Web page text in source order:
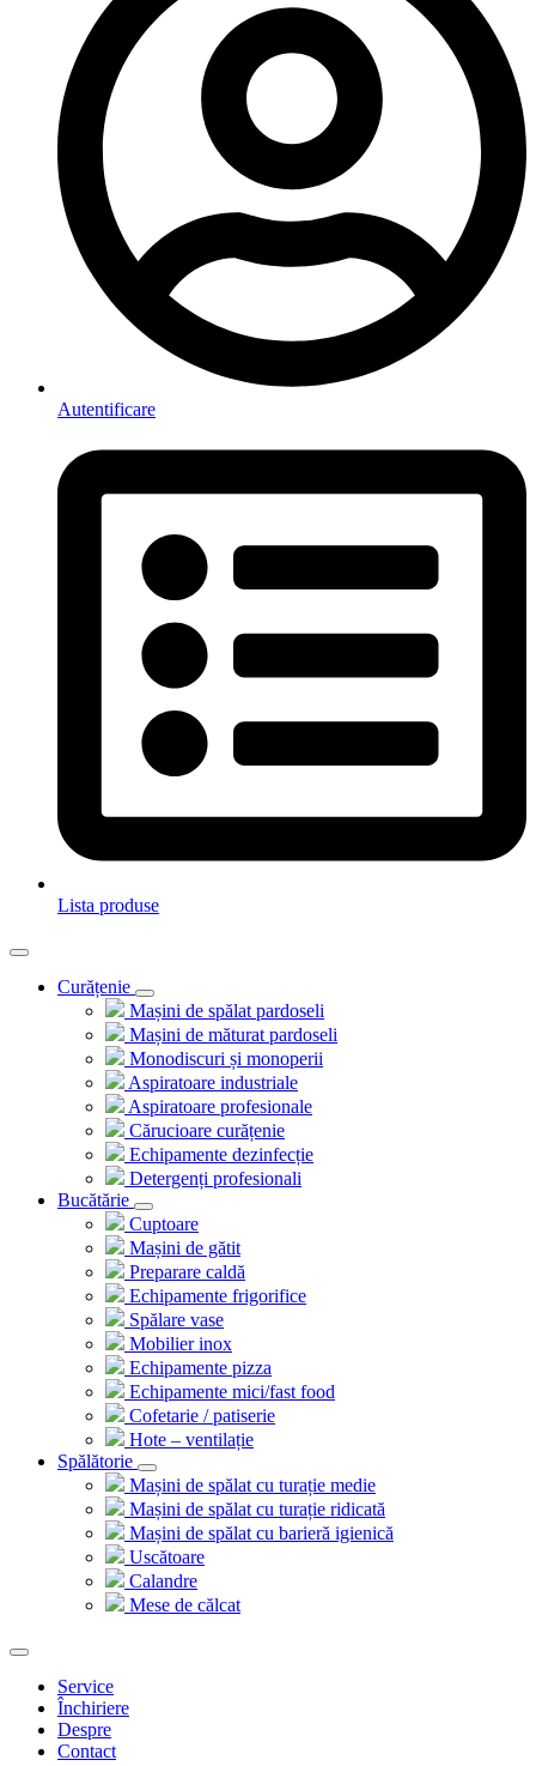
Autentificare
Lista produse
Curățenie
Mașini de spălat pardoseli
Mașini de măturat pardoseli
Monodiscuri și monoperii
Aspiratoare industriale
Aspiratoare profesionale
Cărucioare curățenie
Echipamente dezinfecție
Detergenți profesionali
Bucătărie
Cuptoare
Mașini de gătit
Preparare caldă
Echipamente frigorifice
Spălare vase
Mobilier inox
Echipamente pizza
Echipamente mici/fast food
Cofetarie / patiserie
Hote – ventilație
Spălătorie
Mașini de spălat cu turație medie
Mașini de spălat cu turație ridicată
Mașini de spălat cu barieră igienică
Uscătoare
Calandre
Mese de călcat
Service
Închiriere
Despre
Contact